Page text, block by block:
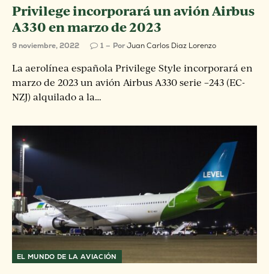
Privilege incorporará un avión Airbus
A330 en marzo de 2023
9 noviembre, 2022 1 PorJuan Carlos Diaz Lorenzo
La aerolínea española Privilege Style incorporará en
marzo de 2023 un avión Airbus A330 serie –243 (EC-
NZJ) alquilado a la…
EL MUNDO DE LA AVIACIÓN